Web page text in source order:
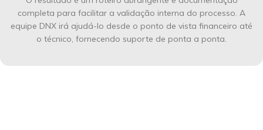
completa para facilitar a validação interna do processo. A
equipe DNX irá ajudá-lo desde o ponto de vista financeiro até
o técnico, fornecendo suporte de ponta a ponta.